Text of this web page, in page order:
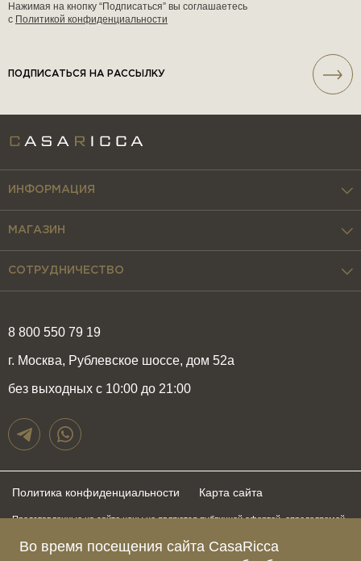
Во время посещения сайта CasaRicca
Нажимая на кнопку “Подписаться” вы соглашаетесь
с Политикой конфиденциальности
ПОДПИСАТЬСЯ НА РАССЫЛКУ
8 800 550 79 19
г. Москва, Рублевское шоссе, дом 52а
без выходных с 10:00 до 21:00
ИНФОРМАЦИЯ
МАГАЗИН
СОТРУДНИЧЕСТВО
Политика конфиденциальности Карта сайта
Представленные на сайте цены не являются публичной офертой, определяемой
быть изменены в любое время без предупреждения. Для получения актуальной и
подробной информации о стоимости, сроках и условиях поставки просьба